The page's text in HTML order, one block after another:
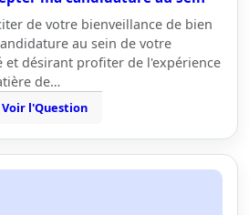
de votre bienveillance de bien
au sein de votre
et désirant profiter de l'expérience
de…
Voir l'Question